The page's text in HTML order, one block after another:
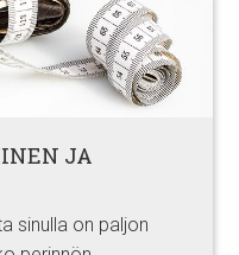
JA
sinulla on paljon